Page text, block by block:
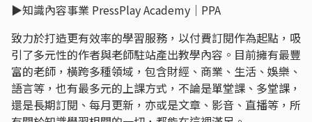
▶︎知識內容事業 PressPlay Academy｜PPA
致力於打造更有效率的學習服務，以付費訂閱作為起點，吸
引了多元性的作者與老師駐站產出教學內容。目前擁有最豐
富的老師，橫跨多種領域，包含財經、商業、生活、娛樂、
語言等，也有最多元的上課方式，不論是單堂課、多堂課，
還是長期訂閱、每月更新，亦或是文章、影音、直播等，所